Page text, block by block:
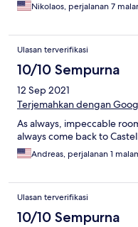
Nikolaos, perjalanan 7
Ulasan terverifikasi
10/10 Sempurna
12 Sep 2021
Terjemahkan dengan
As always, impeccable
always come back to
Andreas, perjalanan 1
Ulasan terverifikasi
10/10 Sempurna